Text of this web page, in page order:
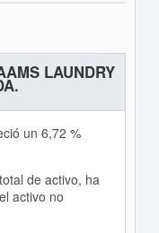
LAUNDRY
un 6,72 %
de activo, ha
activo no